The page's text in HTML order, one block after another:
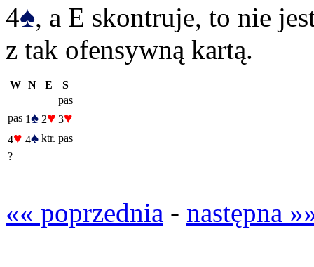
4♠, a E skontruje, to nie
z tak ofensywną kartą.
W N E
S
pas
pas 1♠ 2♥ 3♥
4♥ 4♠ ktr. pas
?
«« poprzednia - następna